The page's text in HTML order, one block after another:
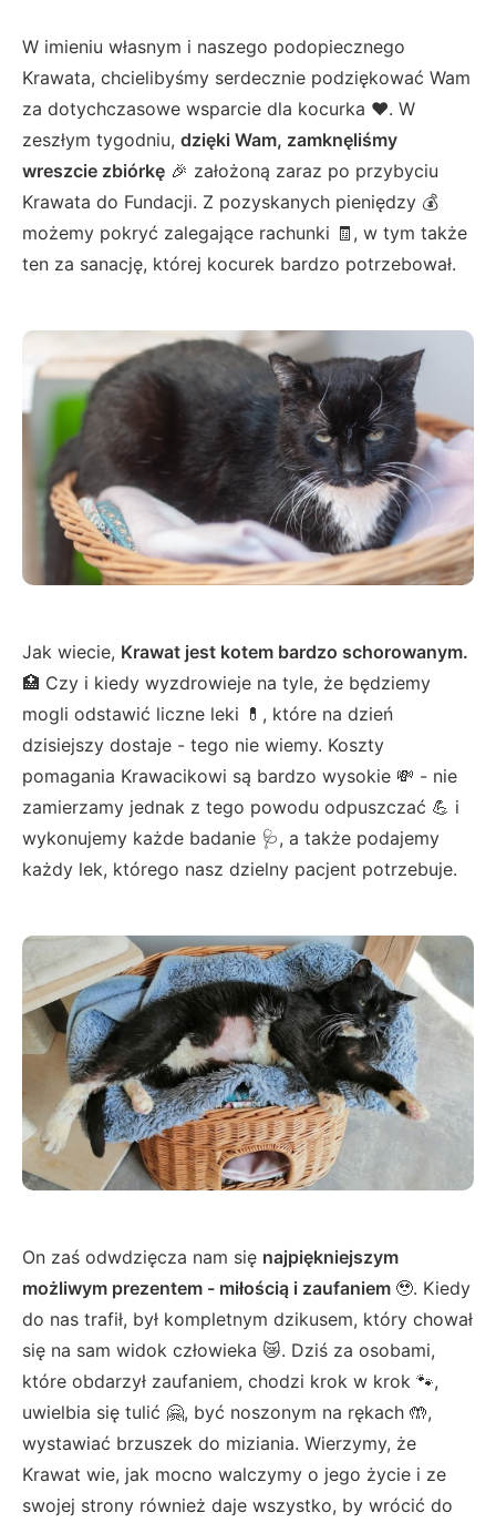
W imieniu własnym i naszego podopiecznego
Krawata, chcielibyśmy serdecznie podziękować Wam
za dotychczasowe wsparcie dla kocurka ❤️. W
zeszłym tygodniu, dzięki Wam, zamknęliśmy
wreszcie zbiórkę 🎉 założoną zaraz po przybyciu
Krawata do Fundacji. Z pozyskanych pieniędzy 💰
możemy pokryć zalegające rachunki 🧾, w tym także
ten za sanację, której kocurek bardzo potrzebował.
Jak wiecie, Krawat jest kotem bardzo schorowanym.
🏥 Czy i kiedy wyzdrowieje na tyle, że będziemy
mogli odstawić liczne leki 💊, które na dzień
dzisiejszy dostaje - tego nie wiemy. Koszty
pomagania Krawacikowi są bardzo wysokie 💸 - nie
zamierzamy jednak z tego powodu odpuszczać 💪 i
wykonujemy każde badanie 🩺, a także podajemy
każdy lek, którego nasz dzielny pacjent potrzebuje.
On zaś odwdzięcza nam się najpiękniejszym
możliwym prezentem - miłością i zaufaniem 🥹. Kiedy
do nas trafił, był kompletnym dzikusem, który chował
się na sam widok człowieka 😿. Dziś za osobami,
które obdarzył zaufaniem, chodzi krok w krok 🐾,
uwielbia się tulić 🤗, być noszonym na rękach 🤲,
wystawiać brzuszek do miziania. Wierzymy, że
Krawat wie, jak mocno walczymy o jego życie i ze
swojej strony również daje wszystko, by wrócić do